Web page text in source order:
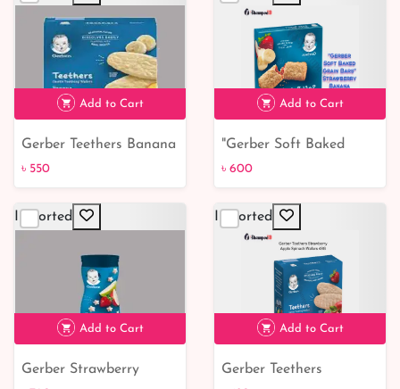
Add to Cart
Gerber Teethers Banana
Peach Wafers 48gm
৳ 550
Add to Cart
"Gerber Soft Baked
Grain Bars" Strawberry
৳ 600
Imported
Add to Cart
Gerber Strawberry
Imported
Add to Cart
Gerber Teethers